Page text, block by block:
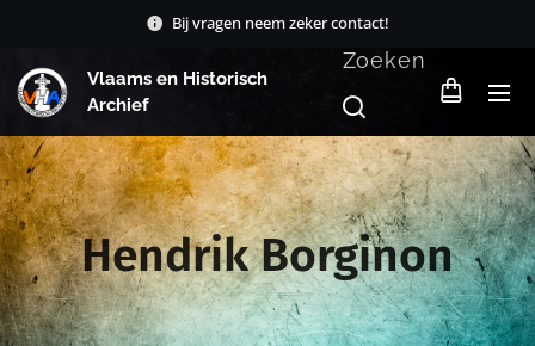
Bij vragen neem zeker contact!
Vlaams en Historisch
Archief
Zoeken
Hendrik Borginon